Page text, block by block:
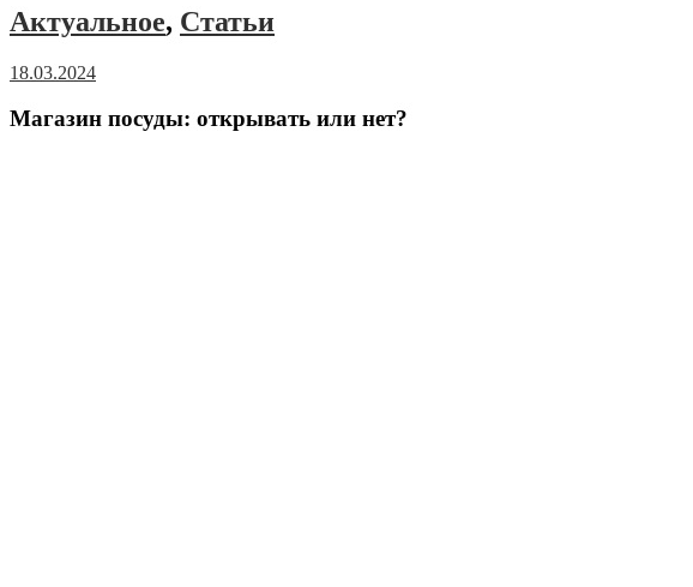
Актуальное, Статьи
18.03.2024
Магазин посуды: открывать или нет?